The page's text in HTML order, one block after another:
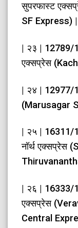
सुपरफास्ट
SF Express) |
| २३ | 12789/
एक्सप्रेस
| २४ | 12977/
(Marusagar
| २५ | 16311/
नॉर्थ एक्सप्रेस
| २६ | 16333/
एक्सप्रेस
Central